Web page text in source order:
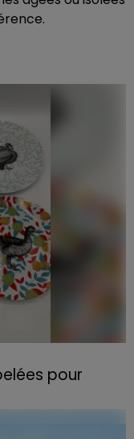
pour
assiettes en